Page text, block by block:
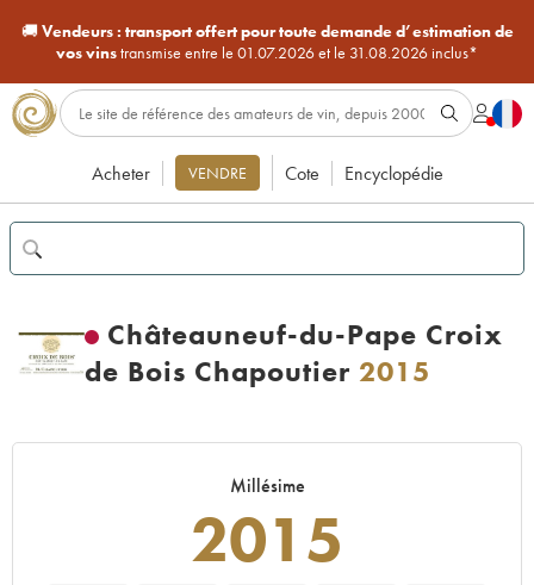
🚚Vendeurs : transport offert pour toute demande d’estimation de
vos vinstransmise entre le 01.07.2026 et le 31.08.2026 inclus*
Acheter VENDRE Cote Encyclopédie
Châteauneuf-du-Pape Croix
de Bois Chapoutier 2015
Millésime
2015